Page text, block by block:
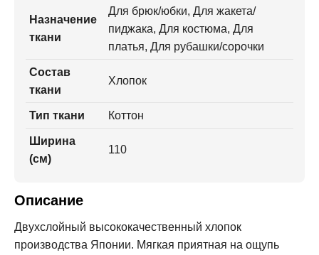
Назначение
ткани
Для брюк/юбки, Для жакета/
пиджака, Для костюма, Для
платья, Для рубашки/сорочки
Состав
ткани
Хлопок
Тип ткани Коттон
Ширина
(см)
110
Описание
Двухслойный высококачественный хлопок
производства Японии. Мягкая приятная на ощупь